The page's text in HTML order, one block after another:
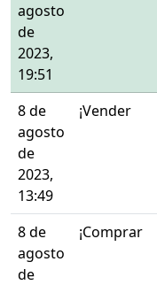
agosto
de
2023,
19:51
8 de
agosto
de
2023,
13:49
¡Vender
8 de
agosto
de
¡Comprar